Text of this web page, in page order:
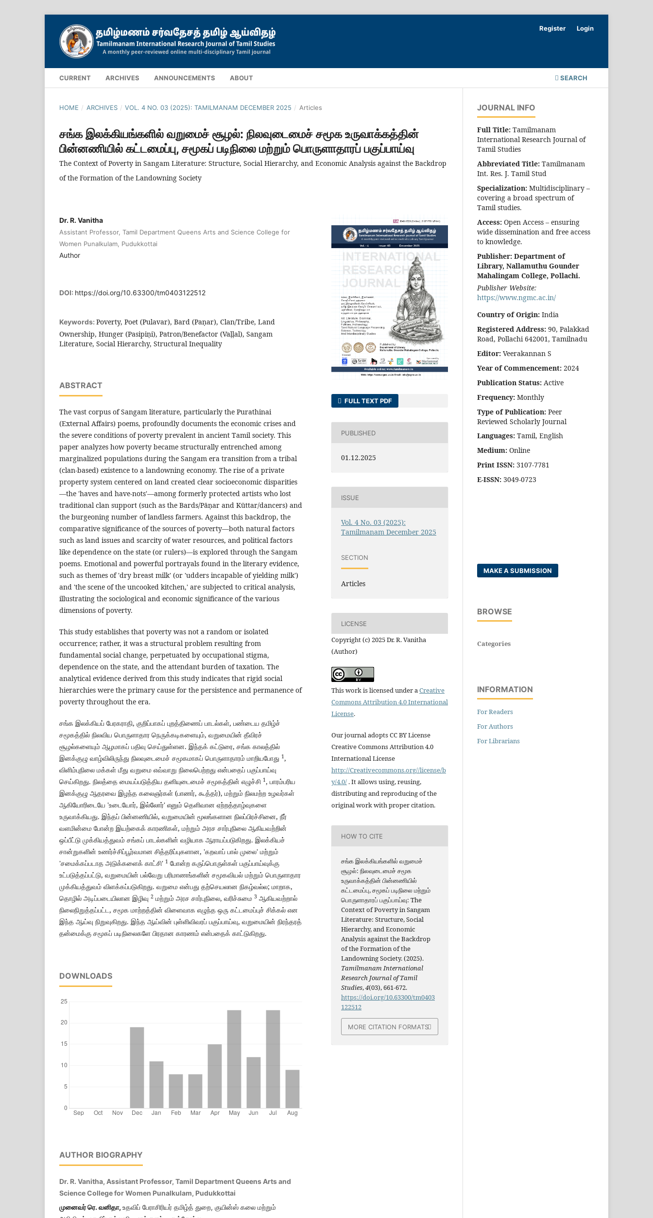
CURRENT ARCHIVES ANNOUNCEMENTS ABOUT SEARCH
Register Login
HOME / ARCHIVES / VOL. 4 NO. 03 (2025): TAMILMANAM DECEMBER 2025 / Articles
சங்க இலக்கியங்களில் வறுமைச் சூழல்: நிலவுடைமைச் சமூக உருவாக்கத்தின்
பின்னணியில் கட்டமைப்பு, சமூகப் படிநிலை மற்றும் பொருளாதாரப் பகுப்பாய்வு
The Context of Poverty in Sangam Literature: Structure, Social Hierarchy, and Economic Analysis against the Backdrop
of the Formation of the Landowning Society
Dr. R. Vanitha
Assistant Professor, Tamil Department Queens Arts and Science College for
Women Punalkulam, Pudukkottai
Author
DOI: https://doi.org/10.63300/tm0403122512
Keywords: Poverty, Poet (Pulavar), Bard (Paṇar), Clan/Tribe, Land
Ownership, Hunger (Pasipiṇi), Patron/Benefactor (Vaḷḷal), Sangam
Literature, Social Hierarchy, Structural Inequality
ABSTRACT
The vast corpus of Sangam literature, particularly the Purathinai
(External Affairs) poems, profoundly documents the economic crises and
the severe conditions of poverty prevalent in ancient Tamil society. This
paper analyzes how poverty became structurally entrenched among
marginalized populations during the Sangam era transition from a tribal
(clan-based) existence to a landowning economy. The rise of a private
property system centered on land created clear socioeconomic disparities
—the 'haves and have-nots'—among formerly protected artists who lost
traditional clan support (such as the Bards/Pāṇar and Kūttar/dancers) and
the burgeoning number of landless farmers. Against this backdrop, the
comparative significance of the sources of poverty—both natural factors
such as land issues and scarcity of water resources, and political factors
like dependence on the state (or rulers)—is explored through the Sangam
poems. Emotional and powerful portrayals found in the literary evidence,
such as themes of 'dry breast milk' (or 'udders incapable of yielding milk')
and 'the scene of the uncooked kitchen,' are subjected to critical analysis,
illustrating the sociological and economic significance of the various
dimensions of poverty.
This study establishes that poverty was not a random or isolated
occurrence; rather, it was a structural problem resulting from
fundamental social change, perpetuated by occupational stigma,
dependence on the state, and the attendant burden of taxation. The
analytical evidence derived from this study indicates that rigid social
hierarchies were the primary cause for the persistence and permanence of
poverty throughout the era.
சங்க இலக்கியப் பேரகராதி, குறிப்பாகப் புறத்திணைப் பாடல்கள், பண்டைய தமிழ்ச்
சமூகத்தில் நிலவிய பொருளாதார நெருக்கடிகளையும், வறுமையின் தீவிரச்
சூழல்களையும் ஆழமாகப் பதிவு செய்துள்ளன. இந்தக் கட்டுரை, சங்க காலத்தில்
இனக்குழு வாழ்விலிருந்து நிலவுடைமைச் சமூகமாகப் பொருளாதாரம் மாறியபோது 1,
விளிம்புநிலை மக்கள் மீது வறுமை எவ்வாறு நிலைபெற்றது என்பதைப் பகுப்பாய்வு
செய்கிறது. நிலத்தை மையப்படுத்திய தனியுடைமைச் சமூகத்தின் எழுச்சி 1, பாரம்பரிய
இனக்குழு ஆதரவை இழந்த கலைஞர்கள் (பாணர், கூத்தர்), மற்றும் நிலமற்ற உழவர்கள்
ஆகியோரிடையே 'உடையோர், இல்லோர்' எனும் தெளிவான ஏற்றத்தாழ்வுகளை
உருவாக்கியது. இந்தப் பின்னணியில், வறுமையின் மூலங்களான நிலப்பிரச்சினை, நீர்
வளமின்மை போன்ற இயற்கைக் காரணிகள், மற்றும் அரச சார்புநிலை ஆகியவற்றின்
ஒப்பீட்டு முக்கியத்துவம் சங்கப் பாடல்களின் வழியாக ஆராயப்படுகிறது. இலக்கியச்
சான்றுகளின் உணர்ச்சிப்பூர்வமான சித்தரிப்புகளான, 'கறவாப் பால் முலை' மற்றும்
'சமைக்கப்படாத அடுக்களைக் காட்சி' 1 போன்ற கருப்பொருள்கள் பகுப்பாய்வுக்கு
உட்படுத்தப்பட்டு, வறுமையின் பல்வேறு பரிமாணங்களின் சமூகவியல் மற்றும் பொருளாதார
முக்கியத்துவம் விளக்கப்படுகிறது. வறுமை என்பது தற்செயலான நிகழ்வல்ல; மாறாக,
தொழில் அடிப்படையிலான இழிவு 2 மற்றும் அரச சார்புநிலை, வரிச்சுமை 3 ஆகியவற்றால்
நிலைநிறுத்தப்பட்ட, சமூக மாற்றத்தின் விளைவாக எழுந்த ஒரு கட்டமைப்புச் சிக்கல் என
இந்த ஆய்வு நிறுவுகிறது. இந்த ஆய்வின் புள்ளிவிவரப் பகுப்பாய்வு, வறுமையின் நிரந்தரத்
தன்மைக்கு சமூகப் படிநிலைகளே பிரதான காரணம் என்பதைக் காட்டுகிறது.
DOWNLOADS
AUTHOR BIOGRAPHY
Dr. R. Vanitha, Assistant Professor, Tamil Department Queens Arts and
Science College for Women Punalkulam, Pudukkottai
முனைவர் ரெ. வனிதா, உதவிப் பேராசிரியர் தமிழ்த் துறை, குயின்ஸ் கலை மற்றும்
FULL TEXT PDF
PUBLISHED
01.12.2025
ISSUE
Vol. 4 No. 03 (2025):
Tamilmanam December 2025
SECTION
Articles
LICENSE
Copyright (c) 2025 Dr. R. Vanitha
(Author)
This work is licensed under aCreative
Commons Attribution 4.0 International
License.
Our journal adopts CC BY License
Creative Commons Attribution 4.0
International License
http://Creativecommons.org//license/b
y/4.0/ . It allows using, reusing,
distributing and reproducing of the
original work with proper citation.
HOW TO CITE
சங்க இலக்கியங்களில் வறுமைச்
சூழல்: நிலவுடைமைச் சமூக
உருவாக்கத்தின் பின்னணியில்
கட்டமைப்பு, சமூகப் படிநிலை மற்றும்
பொருளாதாரப் பகுப்பாய்வு: The
Context of Poverty in Sangam
Literature: Structure, Social
Hierarchy, and Economic
Analysis against the Backdrop
of the Formation of the
Landowning Society. (2025).
Tamilmanam International
Research Journal of Tamil
Studies,4(03), 661-672.
https://doi.org/10.63300/tm0403
122512
MORE CITATION FORMATS
JOURNAL INFO
Full Title: Tamilmanam
International Research Journal of
Tamil Studies
Abbreviated Title: Tamilmanam
Int. Res. J. Tamil Stud
Specialization: Multidisciplinary –
covering a broad spectrum of
Tamil studies.
Access: Open Access – ensuring
wide dissemination and free access
to knowledge.
Publisher: Department of
Library, Nallamuthu Gounder
Mahalingam College, Pollachi.
Publisher Website:
https://www.ngmc.ac.in/
Country of Origin: India
Registered Address: 90, Palakkad
Road, Pollachi 642001, Tamilnadu
Editor: Veerakannan S
Year of Commencement: 2024
Publication Status: Active
Frequency: Monthly
Type of Publication: Peer
Reviewed Scholarly Journal
Languages: Tamil, English
Medium: Online
Print ISSN: 3107-7781
E-ISSN: 3049-0723
MAKE A SUBMISSION
BROWSE
Categories
INFORMATION
For Readers
For Authors
For Librarians